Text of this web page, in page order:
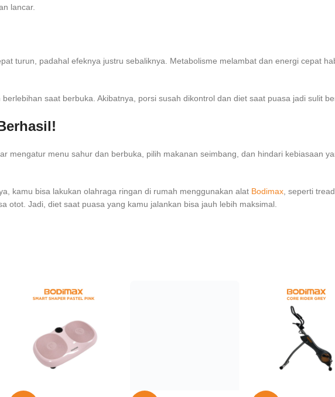
lancar.
turun, padahal efeknya justru sebaliknya. Metabolisme melambat dan energi cepat
saat berbuka. Akibatnya, porsi susah dikontrol dan diet saat puasa jadi sulit
mengatur menu sahur dan berbuka, pilih makanan seimbang, dan hindari kebiasaan
kamu bisa lakukan olahraga ringan di rumah menggunakan alat Bodimax , seperti
otot. Jadi, diet saat puasa yang kamu jalankan bisa jauh lebih maksimal.